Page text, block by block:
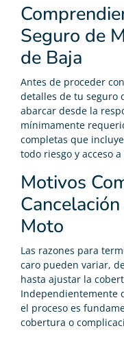
Seguro de
de Baja
Antes de proceder
detalles de tu seguro
abarcar desde la
mínimamente
completas que
todo riesgo y acceso
Motivos
Moto
Las razones para
caro pueden variar,
hasta ajustar la
Independientemente
el proceso es
cobertura o